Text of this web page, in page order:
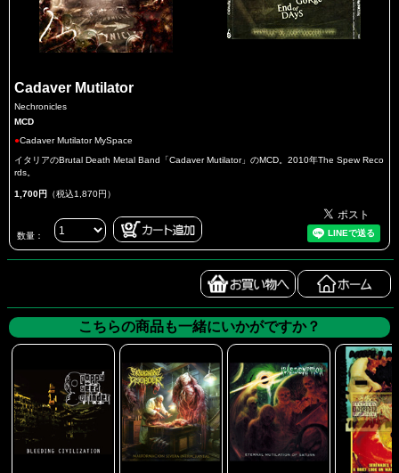
Cadaver Mutilator
Nechronicles
MCD
●Cadaver Mutilator MySpace
イタリアのBrutal Death Metal Band「Cadaver Mutilator」のMCD。2010年The Spew Reco
rds。
1,700円 （税込1,870円）
数量：
こちらの商品も一緒にいかがですか？